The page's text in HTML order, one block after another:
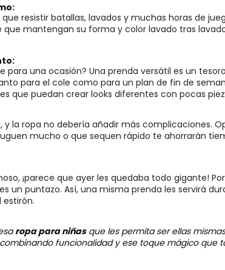
resistir batallas, lavados y muchas horas de
que mantengan su forma y color lavado tras
para una ocasión? Una prenda versátil es un
para el cole como para un plan de fin de
que puedan crear looks diferentes con pocas
y la ropa no debería añadir más complicaciones.
mucho o que sequen rápido te ahorrarán
¡parece que ayer les quedaba todo gigante!
un puntazo. Así, una misma prenda les servirá
estirón.
ropa para niñasque les permita ser ellas
funcionalidad y ese toque mágico que